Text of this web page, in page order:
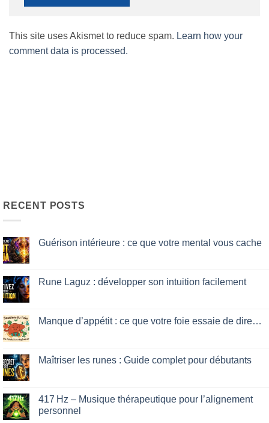
This site uses Akismet to reduce spam. Learn how your
comment data is processed.
RECENT POSTS
Guérison intérieure : ce que votre mental vous cache
Guérison
intérieure
votre
mental
Rune Laguz : développer son intuition facilement
Rune
Laguz
intuition
facilement
Manque d’appétit : ce que votre foie essaie de dire…
Manque
d’appétit
votre
foie
essaie
Maîtriser les runes : Guide complet pour débutants
Maîtriser
les
runes
417 Hz – Musique thérapeutique pour l’alignement
personnel